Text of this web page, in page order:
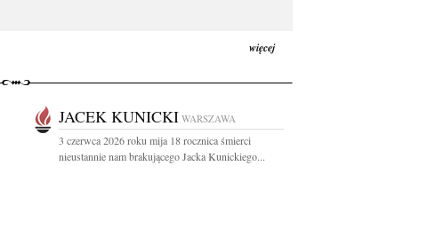
więcej
JACEK KUNICKI WARSZAWA
3 czerwca 2026 roku mija 18 rocznica śmierci
nieustannie nam brakującego Jacka Kunickiego...